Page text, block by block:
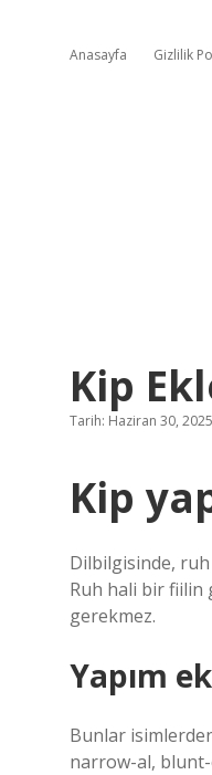
Anasayfa Gizlilik
Kip
Tarih: Haziran 30, 2025
Kip
Dilbilgisinde,
Ruh hali bir fiilin
gerekmez.
Yapım
Bunlar
narrow-al, blunt-